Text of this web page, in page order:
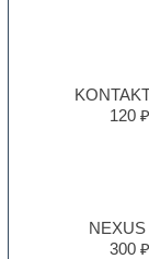
120 ₽
NEXUS
300 ₽